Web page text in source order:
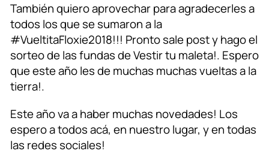
También quiero aprovechar para agradecerles a
todos los que se sumaron a la
#VueltitaFloxie2018!!! Pronto sale post y hago el
sorteo de las fundas de Vestir tu maleta!. Espero
que este año les de muchas muchas vueltas a la
tierra!.
Este año va a haber muchas novedades! Los
espero a todos acá, en nuestro lugar, y en todas
las redes sociales!